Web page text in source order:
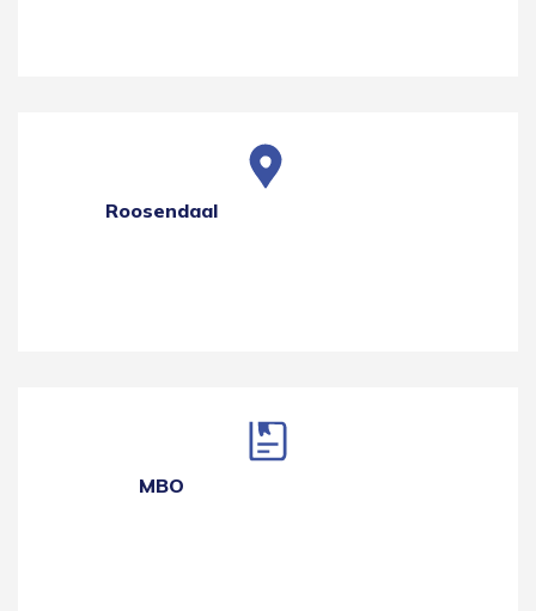
Roosendaal
MBO